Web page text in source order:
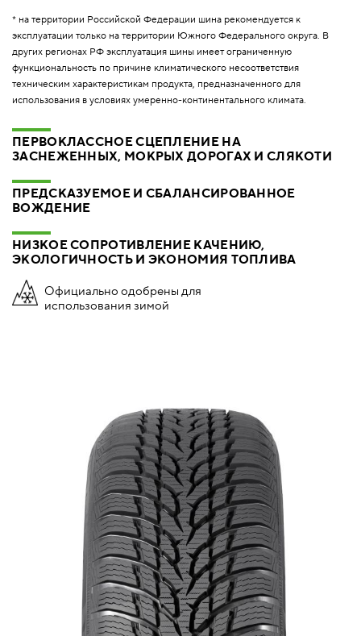
* на территории Российской Федерации шина рекомендуется к
эксплуатации только на территории Южного Федерального округа. В
других регионах РФ эксплуатация шины имеет ограниченную
функциональность по причине климатического несоответствия
техническим характеристикам продукта, предназначенного для
использования в условиях умеренно-континентального климата.
ПЕРВОКЛАССНОЕ СЦЕПЛЕНИЕ НА
ЗАСНЕЖЕННЫХ, МОКРЫХ ДОРОГАХ И СЛЯКОТИ
ПРЕДСКАЗУЕМОЕ И СБАЛАНСИРОВАННОЕ
ВОЖДЕНИЕ
НИЗКОЕ СОПРОТИВЛЕНИЕ КАЧЕНИЮ,
ЭКОЛОГИЧНОСТЬ И ЭКОНОМИЯ ТОПЛИВА
Официально одобрены для
использования зимой